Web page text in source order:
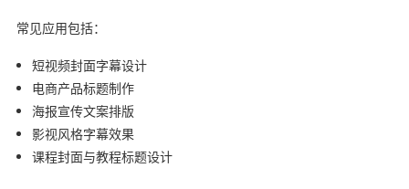
常见应用包括：
短视频封面字幕设计
电商产品标题制作
海报宣传文案排版
影视风格字幕效果
课程封面与教程标题设计